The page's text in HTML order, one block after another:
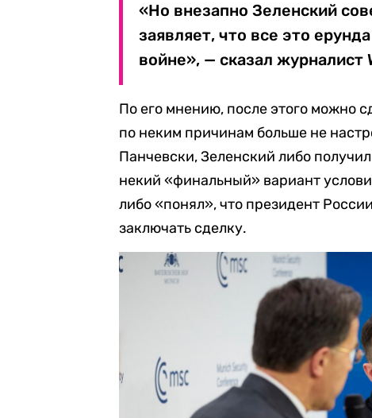
«Но внезапно Зеленский
заявляет, что все это
войне», — сказал журналист
По его мнению, после этого можно
по неким причинам больше не
Панчевски, Зеленский либо
некий «финальный» вариант
либо «понял», что президент
заключать сделку.